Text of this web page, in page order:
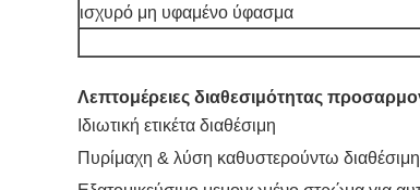
ισχυρό μη υφαμένο ύφασμα
Λεπτομέρειες διαθεσιμότητας
Ιδιωτική ετικέτα διαθέσιμη
Πυρίμαχη & λύση καθυστερούντω διαθέσιμη